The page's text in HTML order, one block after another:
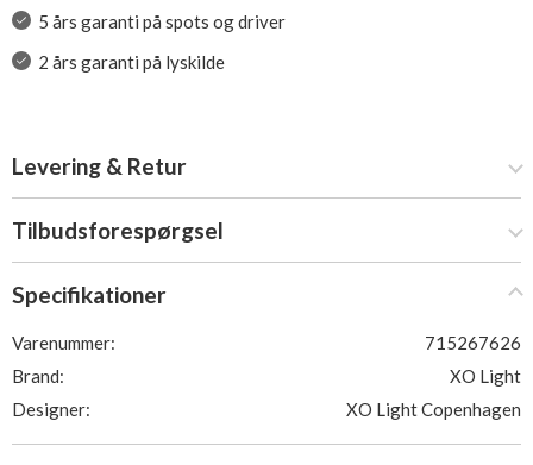
5 års garanti på spots og driver
2 års garanti på lyskilde
Levering & Retur
Tilbudsforespørgsel
Specifikationer
Varenummer:
715267626
Brand:
XO Light
Designer:
XO Light Copenhagen